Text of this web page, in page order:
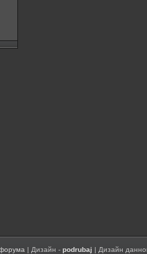
| Дизайн -podrubaj | Дизайн